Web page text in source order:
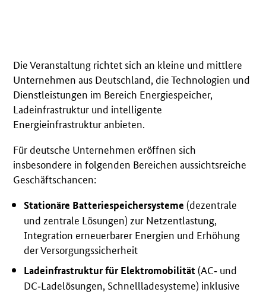
Die Veranstaltung richtet sich an kleine und mittlere
Unternehmen aus Deutschland, die Technologien und
Dienstleistungen im Bereich Energiespeicher,
Ladeinfrastruktur und intelligente
Energieinfrastruktur anbieten.
Für deutsche Unternehmen eröffnen sich
insbesondere in folgenden Bereichen aussichtsreiche
Geschäftschancen:
Stationäre Batteriespeichersysteme(dezentrale
und zentrale Lösungen) zur Netzentlastung,
Integration erneuerbarer Energien und Erhöhung
der Versorgungssicherheit
Ladeinfrastruktur für Elektromobilität(AC‑ und
DC‑Ladelösungen, Schnellladesysteme) inklusive